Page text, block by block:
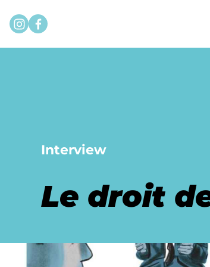
Instagram
Facebook
Le droit
Interview